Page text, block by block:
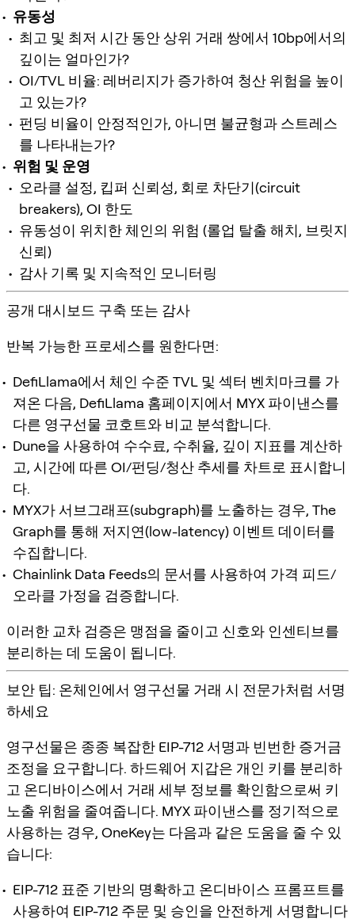
유동성
최고 및 최저 시간 동안 상위 거래 쌍에서 10bp에서의
깊이는 얼마인가?
OI/TVL 비율: 레버리지가 증가하여 청산 위험을 높이
고 있는가?
펀딩 비율이 안정적인가, 아니면 불균형과 스트레스
를 나타내는가?
위험 및 운영
오라클 설정, 킵퍼 신뢰성, 회로 차단기(circuit
breakers), OI 한도
유동성이 위치한 체인의 위험 (롤업 탈출 해치, 브릿지
신뢰)
감사 기록 및 지속적인 모니터링
공개 대시보드 구축 또는 감사
반복 가능한 프로세스를 원한다면:
DefiLlama에서 체인 수준 TVL 및 섹터 벤치마크를 가
져온 다음, DefiLlama 홈페이지에서 MYX 파이낸스를
다른 영구선물 코호트와 비교 분석합니다.
Dune을 사용하여 수수료, 수취율, 깊이 지표를 계산하
고, 시간에 따른 OI/펀딩/청산 추세를 차트로 표시합니
다.
MYX가 서브그래프(subgraph)를 노출하는 경우, The
Graph를 통해 저지연(low-latency) 이벤트 데이터를
수집합니다.
Chainlink Data Feeds의 문서를 사용하여 가격 피드/
오라클 가정을 검증합니다.
이러한 교차 검증은 맹점을 줄이고 신호와 인센티브를
분리하는 데 도움이 됩니다.
보안 팁: 온체인에서 영구선물 거래 시 전문가처럼 서명
하세요
영구선물은 종종 복잡한 EIP-712 서명과 빈번한 증거금
조정을 요구합니다. 하드웨어 지갑은 개인 키를 분리하
고 온디바이스에서 거래 세부 정보를 확인함으로써 키
노출 위험을 줄여줍니다. MYX 파이낸스를 정기적으로
사용하는 경우, OneKey는 다음과 같은 도움을 줄 수 있
습니다:
EIP-712 표준 기반의 명확하고 온디바이스 프롬프트를
사용하여 EIP-712 주문 및 승인을 안전하게 서명합니다